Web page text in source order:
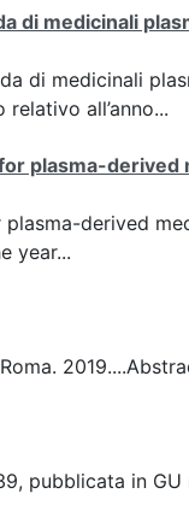
di medicinali
di medicinali
all’anno...
plasma-
derived
year...
pubblicata in GU